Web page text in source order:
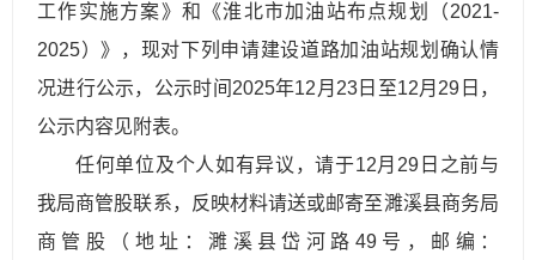
工作实施方案》和《淮北市加油站布点规划（2021-
2025）》，现对下列申请建设道路加油站规划确认情
况进行公示，公示时间2025年12月23日至12月29日，
公示内容见附表。
任何单位及个人如有异议，请于12月29日之前与
我局商管股联系，反映材料请送或邮寄至濉溪县商务局
商管股（地址：濉溪县岱河路49号，邮编：